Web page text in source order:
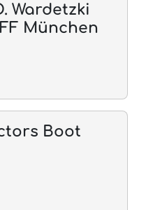
Wardetzki
München
Boot